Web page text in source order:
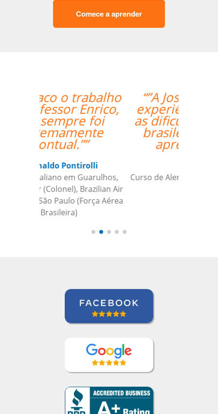
Comece a aprender
“”A Josette tem boa
experiência, entende
as dificuldades de um
brasileiro, facilita o
aprendizado.””
Andre B
Curso de Alemão em São Caetano do
Sul